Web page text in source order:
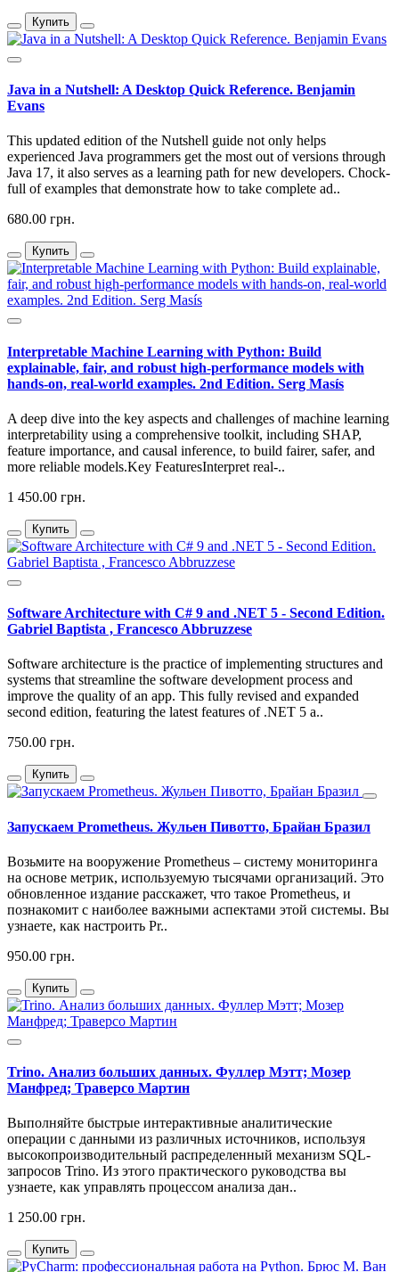
Купить
Java in a Nutshell: A Desktop Quick Reference. Benjamin
Evans
This updated edition of the Nutshell guide not only helps
experienced Java programmers get the most out of versions through
Java 17, it also serves as a learning path for new developers. Chock-
full of examples that demonstrate how to take complete ad..
680.00 грн.
Купить
Interpretable Machine Learning with Python: Build
explainable, fair, and robust high-performance models with
hands-on, real-world examples. 2nd Edition. Serg Masís
A deep dive into the key aspects and challenges of machine learning
interpretability using a comprehensive toolkit, including SHAP,
feature importance, and causal inference, to build fairer, safer, and
more reliable models.Key FeaturesInterpret real-..
1 450.00 грн.
Купить
Software Architecture with C# 9 and .NET 5 - Second Edition.
Gabriel Baptista , Francesco Abbruzzese
Software architecture is the practice of implementing structures and
systems that streamline the software development process and
improve the quality of an app. This fully revised and expanded
second edition, featuring the latest features of .NET 5 a..
750.00 грн.
Купить
Запускаем Prometheus. Жульен Пивотто, Брайан Бразил
Возьмите на вооружение Prometheus – систему мониторинга
на основе метрик, используемую тысячами организаций. Это
обновленное издание расскажет, что такое Prometheus, и
познакомит с наиболее важными аспектами этой системы. Вы
узнаете, как настроить Pr..
950.00 грн.
Купить
Trino. Анализ больших данных. Фуллер Мэтт; Мозер
Манфред; Траверсо Мартин
Выполняйте быстрые интерактивные аналитические
операции с данными из различных источников, используя
высокопроизводительный распределенный механизм SQL-
запросов Trino. Из этого практического руководства вы
узнаете, как управлять процессом анализа дан..
1 250.00 грн.
Купить